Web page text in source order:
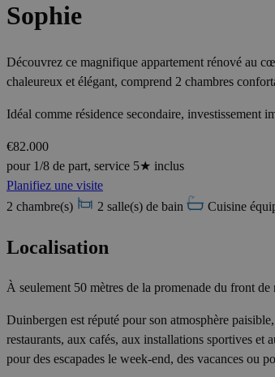
Sophie
Découvrez ce magnifique appartement rénové au
chaleureux et élégant, comprend 2 chambres
Idéal comme résidence secondaire, investissement
€82.000
pour 1/8 de part, service 5★ inclus
Planifiez une visite
2 chambre(s)
2 salle(s) de bain Cuisine
Localisation
À seulement 50 mètres de la promenade du front
Duinbergen est réputé pour son atmosphère
restaurants, aux cafés, aux installations sportives
pour des escapades le week-end, des vacances ou